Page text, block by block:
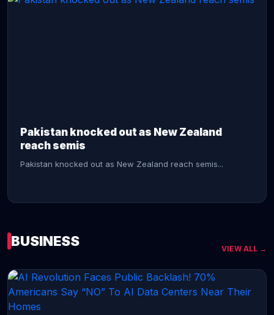
Pakistan knocked out as New Zealand
reach semis
Pakistan knocked out as New Zealand reach semis...
CONTINUE READING →
BUSINESS VIEW ALL →